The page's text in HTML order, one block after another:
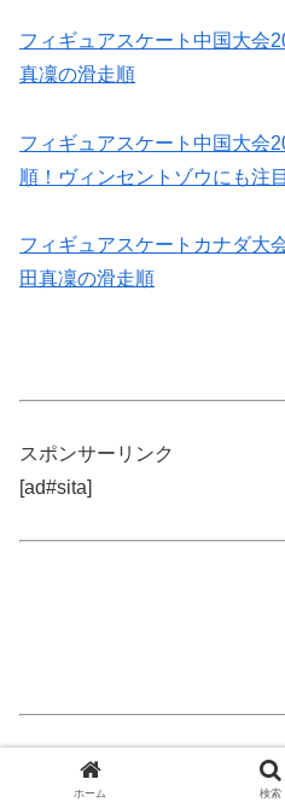
フィギュアスケート中国大会
真凜の滑走順
フィギュアスケート中国大会
順！ヴィンセントゾウにも注目
フィギュアスケートカナダ大
田真凜の滑走順
スポンサーリンク
[ad#sita]
スポンサーリンク
[ad#kanren-ad]
ホーム 検索